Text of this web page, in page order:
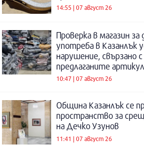
14:55 | 07 август 26
Проверка в магазин
употреба в Казанлък
нарушение, свързано
предлаганите
10:47 | 07 август 26
Община Казанлък се
пространство за
на Дечко Узунов
11:41 | 07 август 26